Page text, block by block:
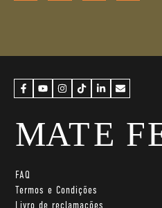
FAQ
Termos e Condições
Livro de reclamações